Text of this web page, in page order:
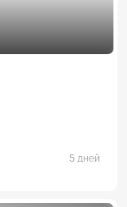
5 дней